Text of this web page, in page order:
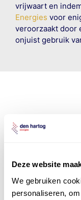
Deze website
We gebruiken
personaliseren,
vrijwaart en
Energies voor
veroorzaakt door
onjuist gebruik